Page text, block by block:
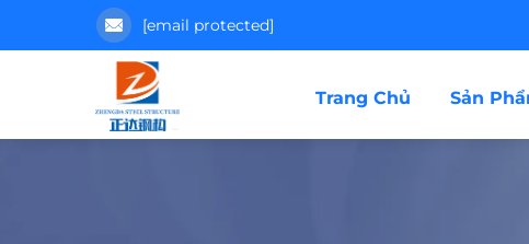
[email protected]
Trang Chủ Sản